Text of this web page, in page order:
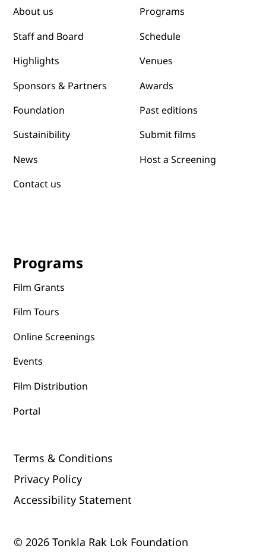
Terms & Conditions
Privacy Policy
Accessibility Statement
© 2026 Tonkla Rak Lok Foundation
About us
Staff and Board
Highlights
Sponsors & Partners
Foundation
Sustainibility
News
Contact us
Programs
Schedule
Venues
Awards
Past editions
Submit films
Host a Screening
Programs
Film Grants
Film Tours
Online Screenings
Events
Film Distribution
Portal